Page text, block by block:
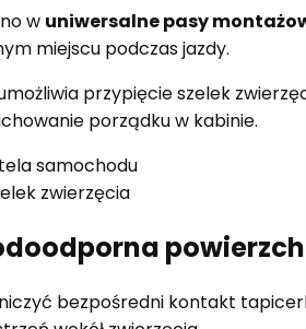
w uniwersalne pasy
miejscu podczas jazdy.
przypięcie szelek
porządku w kabinie.
samochodu
zwierzęcia
bezpośredni kontakt